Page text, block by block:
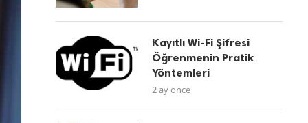
Kayıtlı Wi-Fi Şifresi
Öğrenmenin Pratik
Yöntemleri
2 ay önce